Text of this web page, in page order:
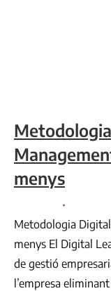
menys
Metodologia
menys El Digital
de gestió
l’empresa